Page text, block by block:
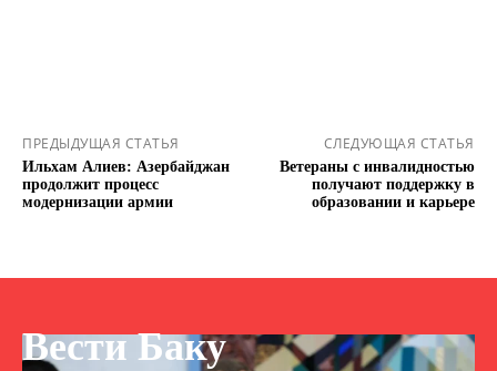
ПРЕДЫДУЩАЯ СТАТЬЯ
Ильхам Алиев: Азербайджан
продолжит процесс
модернизации армии
СЛЕДУЮЩАЯ СТАТЬЯ
Ветераны с инвалидностью
получают поддержку в
образовании и карьере
Вести Баку